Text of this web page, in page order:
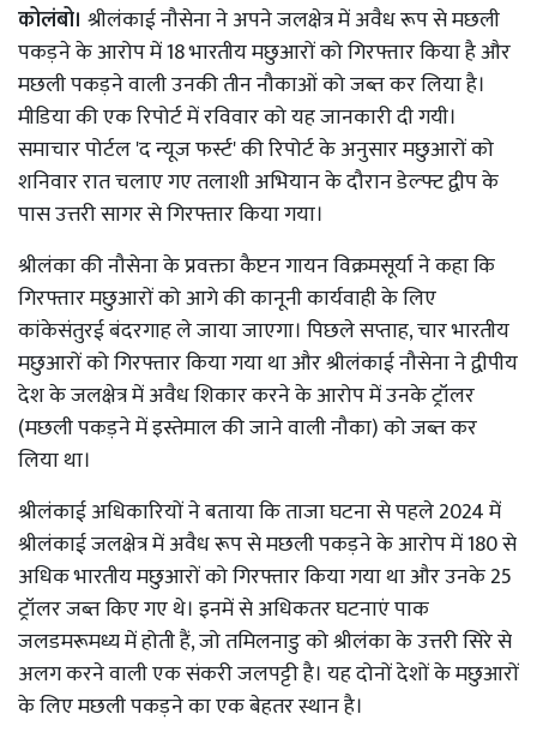
कोलंबो। श्रीलंकाई नौसेना ने अपने जलक्षेत्र में अवैध रूप से मछली
पकड़ने के आरोप में 18 भारतीय मछुआरों को गिरफ्तार किया है और
मछली पकड़ने वाली उनकी तीन नौकाओं को जब्त कर लिया है।
मीडिया की एक रिपोर्ट में रविवार को यह जानकारी दी गयी।
समाचार पोर्टल 'द न्यूज फर्स्ट' की रिपोर्ट के अनुसार मछुआरों को
शनिवार रात चलाए गए तलाशी अभियान के दौरान डेल्फ्ट द्वीप के
पास उत्तरी सागर से गिरफ्तार किया गया।
श्रीलंका की नौसेना के प्रवक्ता कैप्टन गायन विक्रमसूर्या ने कहा कि
गिरफ्तार मछुआरों को आगे की कानूनी कार्यवाही के लिए
कांकेसंतुरई बंदरगाह ले जाया जाएगा। पिछले सप्ताह, चार भारतीय
मछुआरों को गिरफ्तार किया गया था और श्रीलंकाई नौसेना ने द्वीपीय
देश के जलक्षेत्र में अवैध शिकार करने के आरोप में उनके ट्रॉलर
(मछली पकड़ने में इस्तेमाल की जाने वाली नौका) को जब्त कर
लिया था।
श्रीलंकाई अधिकारियों ने बताया कि ताजा घटना से पहले 2024 में
श्रीलंकाई जलक्षेत्र में अवैध रूप से मछली पकड़ने के आरोप में 180 से
अधिक भारतीय मछुआरों को गिरफ्तार किया गया था और उनके 25
ट्रॉलर जब्त किए गए थे। इनमें से अधिकतर घटनाएं पाक
जलडमरूमध्य में होती हैं, जो तमिलनाडु को श्रीलंका के उत्तरी सिरे से
अलग करने वाली एक संकरी जलपट्टी है। यह दोनों देशों के मछुआरों
के लिए मछली पकड़ने का एक बेहतर स्थान है।